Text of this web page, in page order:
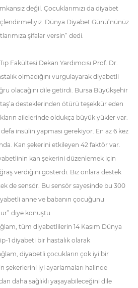
değil. Çocuklarımızı da diyabet
Dünya Diyabet Günü’nünüz
şifalar versin” dedi.
Fakültesi Dekan Yardımcısı Prof. Dr.
olmadığını vurgulayarak diyabetli
olacağını dile getirdi. Bursa Büyükşehir
desteklerinden ötürü teşekkür eden
ailelerinde oldukça büyük yükler var.
insülin yapması gerekiyor. En az 6 kez
Kan şekerini etkileyen 42 faktör var.
kan şekerini düzenlemek için
verdiğini gösterdi. Biz onlara destek
de sensör. Bu sensör sayesinde bu 300
anne ve babanın çocuğunu
diye konuştu.
tüm diyabetlilerin 14 Kasım Dünya
1 diyabeti bir hastalık olarak
diyabetli çocukların çok iyi bir
şekerlerini iyi ayarlamaları halinde
daha sağlıklı yaşayabileceğini dile